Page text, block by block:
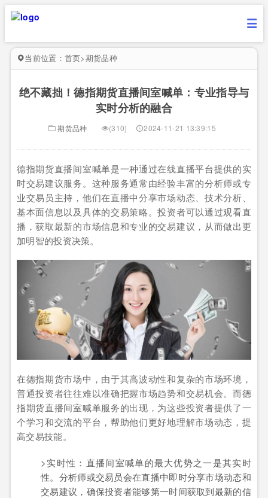
当前位置： 首页>期货品种
绝不藏拙！德指期货直播间室喊单：专业指导与
实时分析的融合
期货品种 (310) 2024-11-21 13:39:15
德指期货直播间室喊单是一种通过在线直播平台提供的实
时交易建议服务。这种服务通常由经验丰富的分析师或专
业交易员主持，他们在直播中分享市场动态、技术分析、
基本面信息以及具体的交易策略。投资者可以通过观看直
播，获取最新的市场信息和专业的交易建议，从而做出更
加明智的投资决策。
在德指期货市场中，由于其高波动性和复杂的市场环境，
普通投资者往往难以准确把握市场趋势和交易机会。而德
指期货直播间室喊单服务的出现，为这些投资者提供了一
个学习和交流的平台，帮助他们更好地理解市场动态，提
高交易技能。
>实时性：直播间室喊单的最大优势之一是其实时
性。分析师或交易员会在直播中即时分享市场动态和
交易建议，确保投资者能够第一时间获取到最新的信